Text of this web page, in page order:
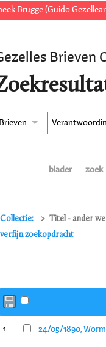
Brugge (Guido
Brieven
Brieven
blader zoek
Collectie:
Titel - ander
verfijn zoekopdracht
1 24/05/1890,